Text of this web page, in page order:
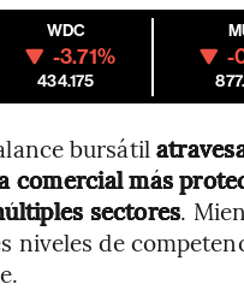
WDC
-3.71%
434.175
-
bursátil
comercial más
sectores.
de